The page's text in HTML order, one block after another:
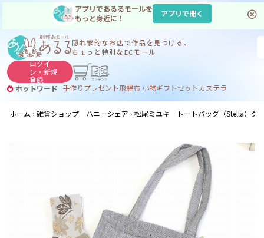
アプリであるるモールを
もっと身近に！
アプリで開く
隠れ家的なお店で作品を見つける、
ちょっと特別なECモール
ログイ
ン・新規
登録
ホットワード 手作りプレゼント飛騨布 小物ギフトセットカステラ
サヌカイト コーヒー
ジンギスカン
ホーム
雑貨ショップ ハニーシェア 松尾ミユキ トートバッグ（Stella）グ